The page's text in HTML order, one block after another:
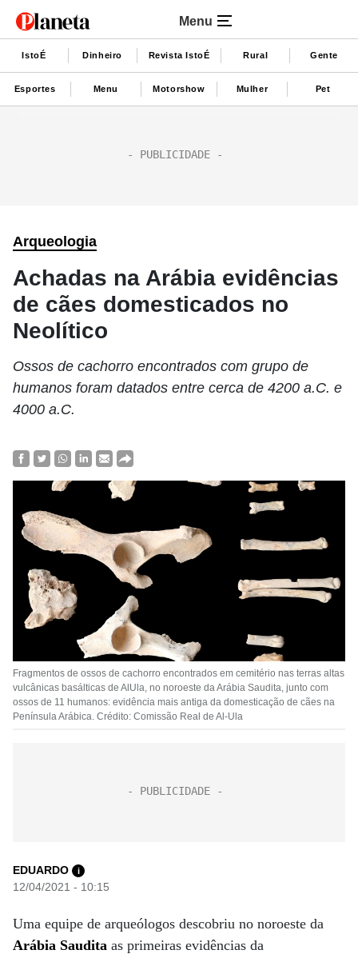
Menu
IstoÉ Dinheiro Revista IstoÉ Rural Gente
Esportes Menu Motorshow Mulher Pet
Arqueologia
Achadas na Arábia evidências
de cães domesticados no
Neolítico
Ossos de cachorro encontrados com grupo de
humanos foram datados entre cerca de 4200 a.C. e
4000 a.C.
Fragmentos de ossos de cachorro encontrados em cemitério nas terras altas
vulcânicas basálticas de AlUla, no noroeste da Arábia Saudita, junto com
ossos de 11 humanos: evidência mais antiga da domesticação de cães na
Península Arábica. Crédito: Comissão Real de Al-Ula
EDUARDO i
12/04/2021 - 10:15
Uma equipe de arqueólogos descobriu no noroeste da
Arábia Saudita as primeiras evidências da